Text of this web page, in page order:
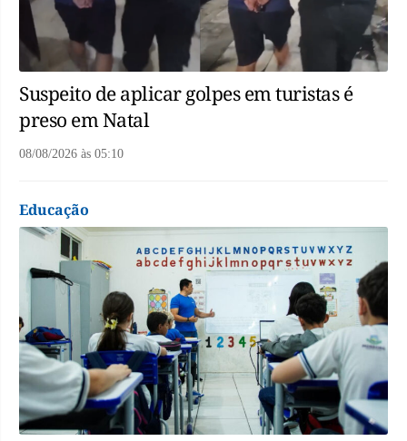
Suspeito de aplicar golpes em turistas é
preso em Natal
08/08/2026 às 05:10
Educação